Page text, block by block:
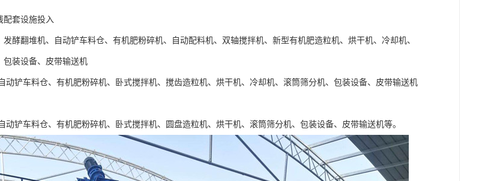
配套设施投入
发酵翻堆机、自动铲车料仓、有机肥粉碎机、自动配料机、双轴搅拌机、新型有机肥造粒机、烘干机、冷却机、
包装设备、皮带输送机
动铲车料仓、有机肥粉碎机、卧式搅拌机、搅齿造粒机、烘干机、冷却机、滚筒筛分机、包装设备、皮带输送机
动铲车料仓、有机肥粉碎机、卧式搅拌机、圆盘造粒机、烘干机、滚筒筛分机、包装设备、皮带输送机等。